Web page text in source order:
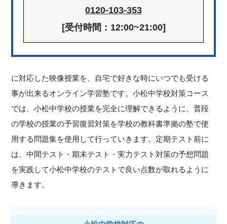
0120-103-353
[受付時間：12:00~21:00]
に対応した映像授業を、自宅で好きな時にいつでも受ける
事が出来るオンライン学習塾です。小松中学校対策コース
では、小松中学校の授業を完全に理解できるように、普段
の学校の授業の予習復習対策を学校の教科書準拠の塾で使
用する問題集を使用して行っていきます。定期テスト前に
は、中間テスト・期末テスト・実力テスト対策の予想問題
を実践して小松中学校のテストで良い点数が取れるように
導きます。